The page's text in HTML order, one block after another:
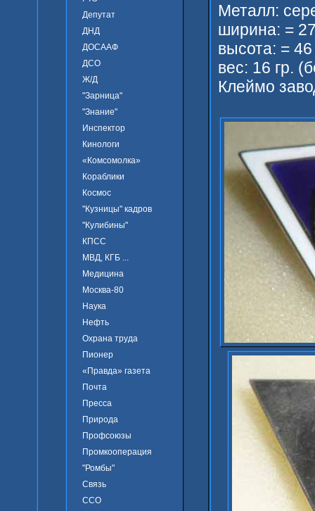
Депутат
ДНД
ДОСААФ
ДСО
Ж/Д
"Зарница"
"Знание"
Инспектор
Кинологи
«Комсомолка»
Кораблики
Космос
"Кузницы" кадров
"Кулибины"
КПСС
МВД, КГБ ...
Медицина
Москва-80
Наука
Нефть
Охрана труда
Пионер
«Правда» газета
Почта
Пресса
Природа
Профсоюзы
Промкооперация
"Ромбы"
Связь
ССО
Металл:
ширина: =
высота: =
вес: 16 гр.
Клеймо